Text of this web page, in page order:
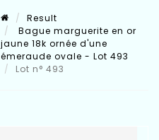
Result
Bague marguerite en or
jaune 18k ornée d'une
émeraude ovale - Lot 493
Lot n° 493